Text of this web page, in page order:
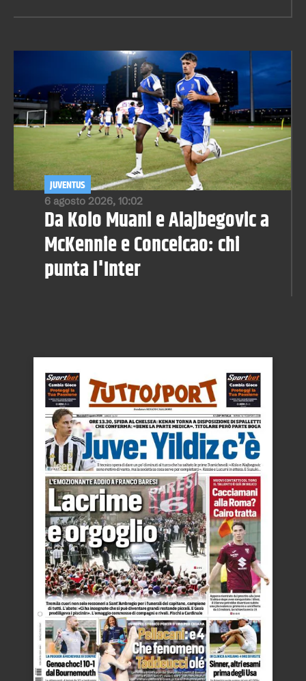
6 agosto 2026, 10:02
JUVENTUS
Da Kolo Muani e Alajbegovic a
McKennie e Conceicao: chi
punta l'Inter